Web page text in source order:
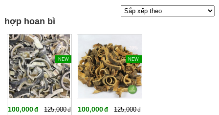
hợp hoan bì
-20%
NEW
100,000
125,000
-20%
NEW
100,000
125,000